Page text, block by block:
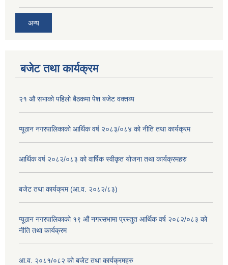
अन्य
बजेट तथा कार्यक्रम
२१ औ सभाको पहिलो बैठकमा पेश बजेट वक्तब्य
प्यूठान नगरपालिकाको आर्थिक वर्ष २०८३/०८४ को नीति तथा कार्यक्रम
आर्थिक वर्ष २०८२/०८३ को वार्षिक स्वीकृत योजना तथा कार्यक्रमहरु
बजेट तथा कार्यक्रम (आ.व. २०८२/८३)
प्यूठान नगरपालिकाको १९ औं नगरसभामा प्रस्तुत आर्थिक वर्ष २०८२/०८३ को
नीति तथा कार्यक्रम
आ.व. २०८१/०८२ को बजेट तथा कार्यक्रमहरु